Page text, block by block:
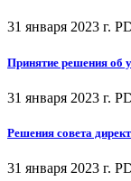
31 января 2023 г.
Принятие решения об
31 января 2023 г.
Решения совета
31 января 2023 г.